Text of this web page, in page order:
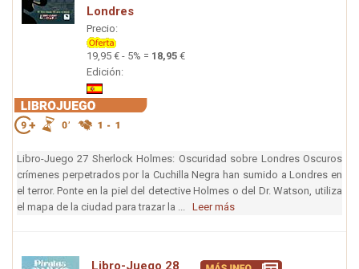
Londres
Precio:
19,95 € - 5% = 18,95 €
Edición:
Libro-Juego 27 Sherlock Holmes: Oscuridad sobre Londres Oscuros
crímenes perpetrados por la Cuchilla Negra han sumido a Londres en
el terror. Ponte en la piel del detective Holmes o del Dr. Watson, utiliza
el mapa de la ciudad para trazar la ... Leer más